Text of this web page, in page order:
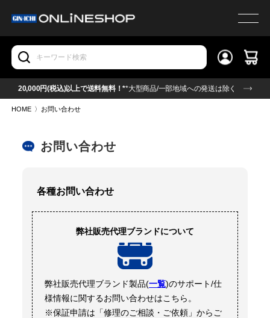
20,000円(税込)以上で送料無料！**大型商品/一部地域への発送は除く
HOME 〉 お問い合わせ
お問い合わせ
各種お問い合わせ
弊社販売代理ブランドについて
弊社販売代理ブランド製品(一覧)のサポート/仕
様情報に関するお問い合わせはこちら。
※保証申請は「修理のご相談・ご依頼」からご